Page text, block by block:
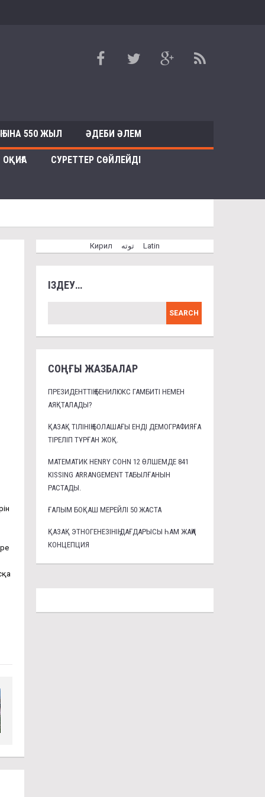
550 ЖЫЛ ӘДЕБИ ӘЛЕМ
ОҚИҒА СУРЕТТЕР СӨЙЛЕЙДІ
Кирил توتە Latin
ІЗДЕУ…
СОҢҒЫ ЖАЗБАЛАР
ПРЕЗИДЕНТТІҢ БЕНИЛЮКС ГАМБИТІ НЕМЕН
АЯҚТАЛАДЫ?
ҚАЗАҚ ТІЛІНІҢ БОЛАШАҒЫ ЕНДІ ДЕМОГРАФИЯҒА
ТІРЕЛІП ТҰРҒАН ЖОҚ.
МАТЕМАТИК HENRY COHN 12 ӨЛШЕМДЕ 841
KISSING ARRANGEMENT ТАБЫЛҒАНЫН
РАСТАДЫ.
ҒАЛЫМ БОҚАШ МЕРЕЙЛІ 50 ЖАСТА
ҚАЗАҚ ЭТНОГЕНЕЗІНІҢ ДАҒДАРЫСЫ ҺАМ ЖАҢА
КОНЦЕПЦИЯ